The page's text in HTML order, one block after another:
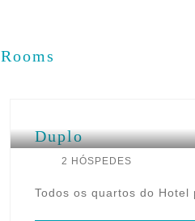
Rooms
Duplo
2 HÓSPEDES
Todos os quartos do Hotel